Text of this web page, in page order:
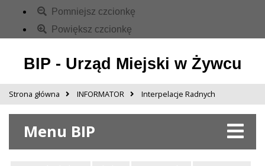
Pomniejsz czcionkę
Powiększ czcionkę
BIP - Urząd Miejski w Żywcu
Strona główna INFORMATOR Interpelacje Radnych
Menu BIP